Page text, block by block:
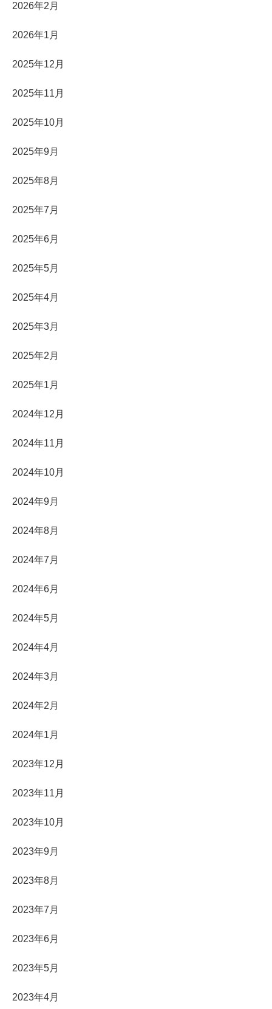
2026年2月
2026年1月
2025年12月
2025年11月
2025年10月
2025年9月
2025年8月
2025年7月
2025年6月
2025年5月
2025年4月
2025年3月
2025年2月
2025年1月
2024年12月
2024年11月
2024年10月
2024年9月
2024年8月
2024年7月
2024年6月
2024年5月
2024年4月
2024年3月
2024年2月
2024年1月
2023年12月
2023年11月
2023年10月
2023年9月
2023年8月
2023年7月
2023年6月
2023年5月
2023年4月